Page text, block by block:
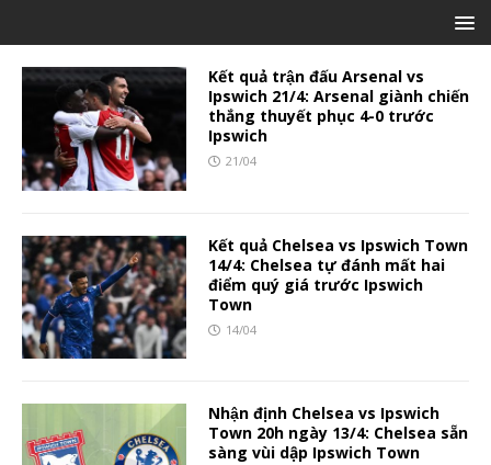
Kết quả trận đấu Arsenal vs
Ipswich 21/4: Arsenal giành chiến
thắng thuyết phục 4-0 trước
Ipswich
21/04
Kết quả Chelsea vs Ipswich Town
14/4: Chelsea tự đánh mất hai
điểm quý giá trước Ipswich
Town
14/04
Nhận định Chelsea vs Ipswich
Town 20h ngày 13/4: Chelsea sẵn
sàng vùi dập Ipswich Town